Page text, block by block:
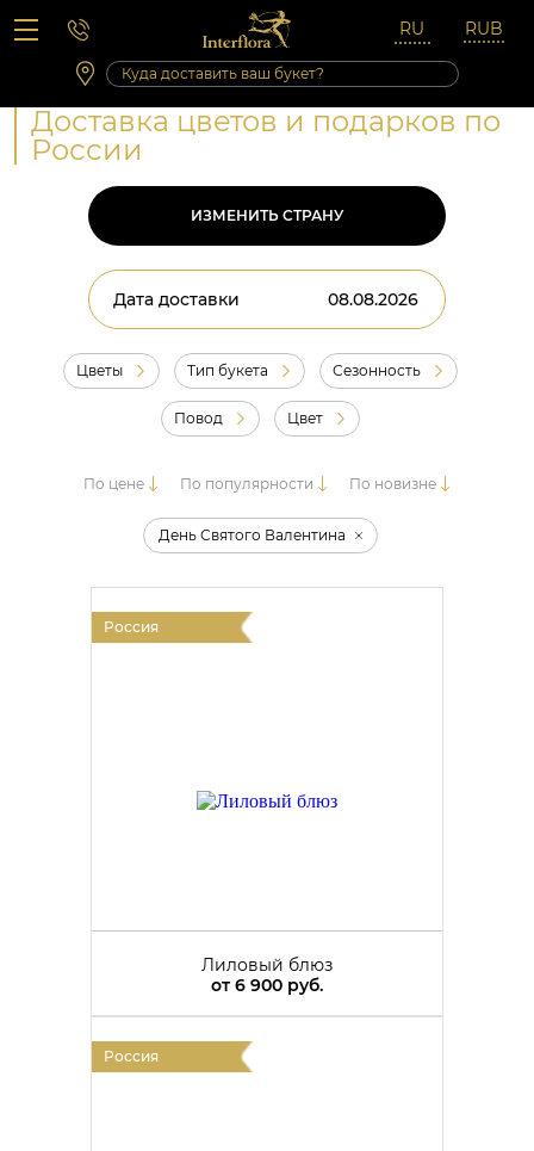
Вопросы-ответы
Сб 10:00 ‐ 14:00
Выходные и праздничные дни
Доставка цветов и подарков по
России
ИЗМЕНИТЬ СТРАНУ
Дата доставки
Цветы Тип букета Сезонность
Повод Цвет
По цене По популярности По новизне
День Святого Валентина
Россия
Лиловый блюз
от6 900 руб.
Россия